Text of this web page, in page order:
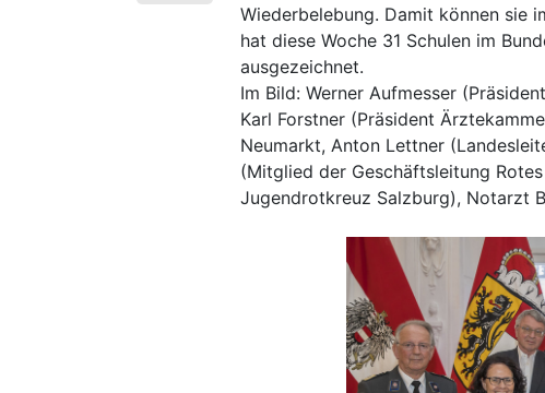
Wiederbelebung. Damit können sie
hat diese Woche 31 Schulen im
ausgezeichnet.
Im Bild: Werner Aufmesser
Karl Forstner (Präsident
Neumarkt, Anton Lettner
(Mitglied der Geschäftsleitung
Jugendrotkreuz Salzburg), Notarzt